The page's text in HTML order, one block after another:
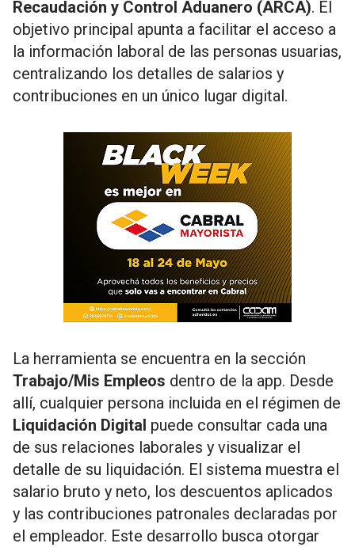
Recaudación y Control Aduanero (ARCA). El
objetivo principal apunta a facilitar el acceso a
la información laboral de las personas usuarias,
centralizando los detalles de salarios y
contribuciones en un único lugar digital.
La herramienta se encuentra en la sección
Trabajo/Mis Empleos dentro de la app. Desde
allí, cualquier persona incluida en el régimen de
Liquidación Digital puede consultar cada una
de sus relaciones laborales y visualizar el
detalle de su liquidación. El sistema muestra el
salario bruto y neto, los descuentos aplicados
y las contribuciones patronales declaradas por
el empleador. Este desarrollo busca otorgar